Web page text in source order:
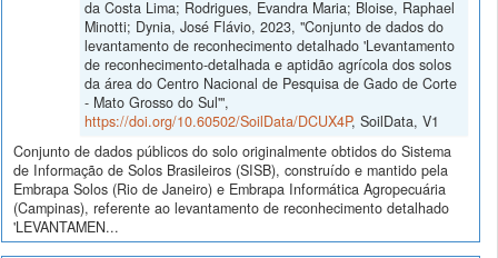
da Costa Lima; Rodrigues, Evandra Maria; Bloise, Raphael
Minotti; Dynia, José Flávio, 2023, "Conjunto de dados do
levantamento de reconhecimento detalhado 'Levantamento
de reconhecimento-detalhada e aptidão agrícola dos solos
da área do Centro Nacional de Pesquisa de Gado de Corte
- Mato Grosso do Sul'",
https://doi.org/10.60502/SoilData/DCUX4P, SoilData, V1
Conjunto de dados públicos do solo originalmente obtidos do Sistema
de Informação de Solos Brasileiros (SISB), construído e mantido pela
Embrapa Solos (Rio de Janeiro) e Embrapa Informática Agropecuária
(Campinas), referente ao levantamento de reconhecimento detalhado
'LEVANTAMEN...